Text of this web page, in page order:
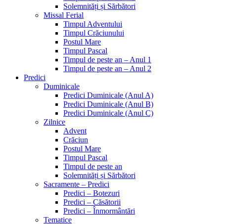
Solemnități și Sărbători
Missal Ferial
Timpul Adventului
Timpul Crăciunului
Postul Mare
Timpul Pascal
Timpul de peste an – Anul 1
Timpul de peste an – Anul 2
Predici
Duminicale
Predici Duminicale (Anul A)
Predici Duminicale (Anul B)
Predici Duminicale (Anul C)
Zilnice
Advent
Crăciun
Postul Mare
Timpul Pascal
Timpul de peste an
Solemnități și Sărbători
Sacramente – Predici
Predici – Botezuri
Predici – Căsătorii
Predici – Înmormântări
Tematice